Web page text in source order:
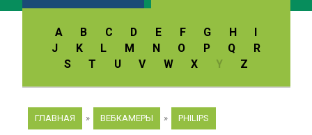
A B C D E F G H
I
J
K L M N O P Q
R
S
T U V W X Y Z
ГЛАВНАЯ » ВЕБКАМЕРЫ » PHILIPS